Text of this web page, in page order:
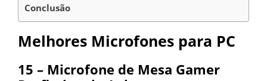
Conclusão
Melhores Microfones para PC
15 – Microfone de Mesa Gamer